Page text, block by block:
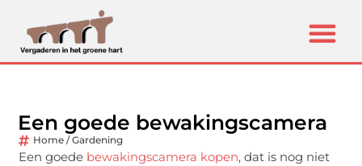
Een goede bewakingscamera
Home / Gardening
Een goede bewakingscamera kopen, dat is nog niet